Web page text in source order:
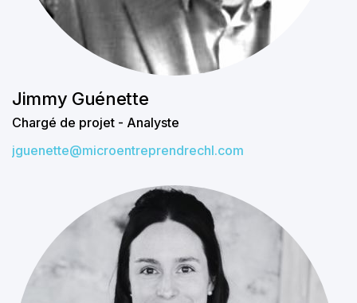
Jimmy Guénette
Chargé de projet - Analyste
jguenette@microentreprendrechl.com